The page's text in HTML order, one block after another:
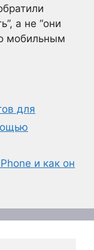
а не “они
мобильным
для
и как он